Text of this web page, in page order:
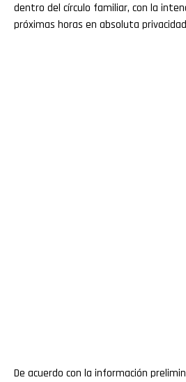
dentro del círculo familiar, con la
próximas horas en absoluta
De acuerdo con la información